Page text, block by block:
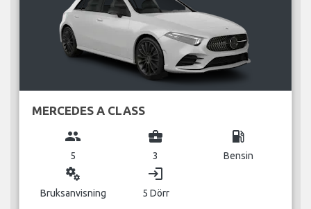
MERCEDES A CLASS
group
5
business_center
3
local_gas_station
Bensin
miscellaneous_services
Bruksanvisning
login
5 Dörr